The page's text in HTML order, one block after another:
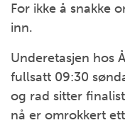
For ikke å snakke
inn.
Underetasjen hos
fullsatt 09:30
og rad sitter
nå er omrokkert